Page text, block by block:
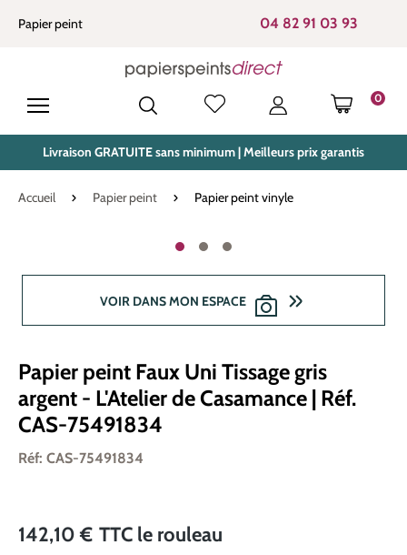
principal
Papier peint 04 82 91 03 93
0
LE
Livraison GRATUITE sans minimum | Meilleurs prix garantis
Accueil Papier peint Papier peint vinyle
VOIR DANS MON ESPACE
Papier peint Faux Uni Tissage gris
argent - L'Atelier de Casamance | Réf.
CAS-75491834
Réf: CAS-75491834
142,10 € TTC le rouleau